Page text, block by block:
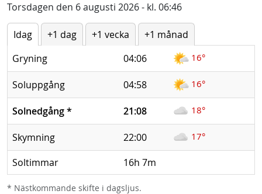
Torsdagen den 6 augusti 2026 - kl. 06:46
Idag +1 dag +1 vecka
+1 månad
Gryning
04:06 16°
Soluppgång 04:58 16°
Solnedgång* 21:08 18°
Skymning 22:00 17°
Soltimmar 16h 7m
* Nästkommande skifte i dagsljus.